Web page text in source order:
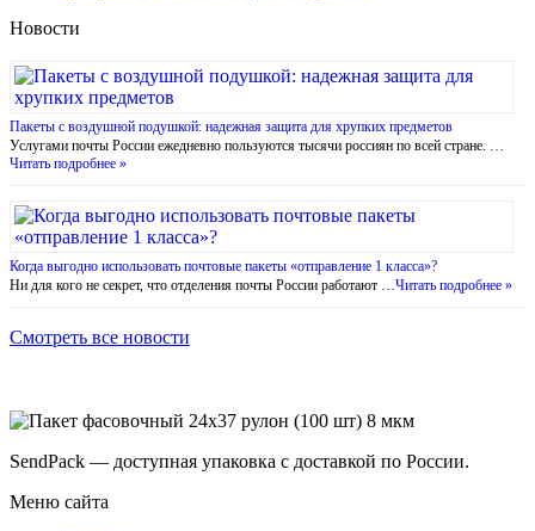
Новости
Пакеты с воздушной подушкой: надежная защита для хрупких предметов
Услугами почты России ежедневно пользуются тысячи россиян по всей стране. …
Читать подробнее »
Когда выгодно использовать почтовые пакеты «отправление 1 класса»?
Ни для кого не секрет, что отделения почты России работают …Читать подробнее »
Смотреть все новости
SendPack — доступная упаковка с доставкой по России.
Меню сайта